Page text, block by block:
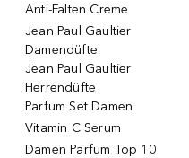
Anti-Falten Creme
Jean Paul Gaultier
Damendüfte
Jean Paul Gaultier
Herrendüfte
Parfum Set Damen
Vitamin C Serum
Damen Parfum Top 10